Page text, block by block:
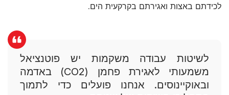
לכידתם באצות ואגירתם בקרקעית הים.
לשיטות עבודה משקמות יש פוטנציאל
משמעותי לאגירת פחמן (CO2) באדמה
ובאוקיינוסים. אנחנו פועלים כדי לתמוך